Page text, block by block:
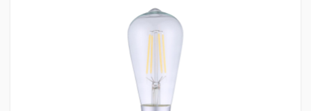
Shelly Smart glödlampa, E27, Shelly Vintage
Shelly_ST64 - Shelly